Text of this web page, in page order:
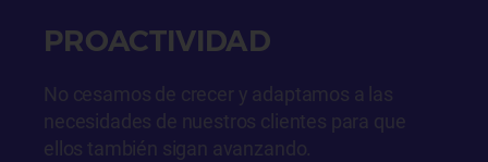
PROACTIVIDAD
No cesamos de crecer y adaptamos a las
necesidades de nuestros clientes para que
ellos también sigan avanzando.